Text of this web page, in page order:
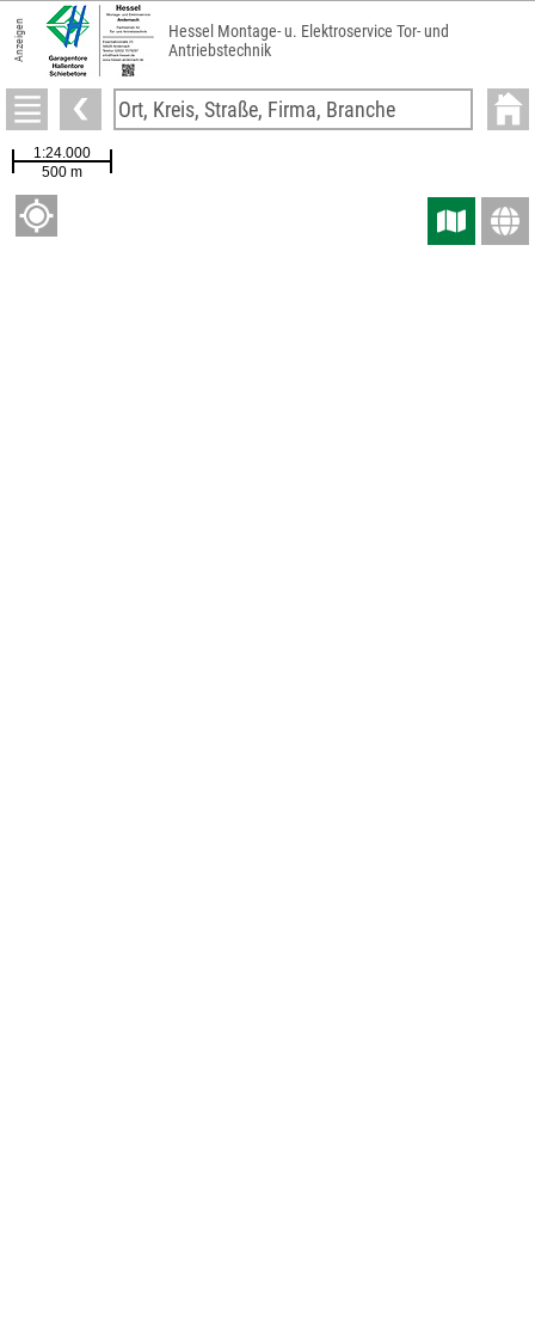
Anzeigen
Hessel Montage- u. Elektroservice Tor- und
Antriebstechnik